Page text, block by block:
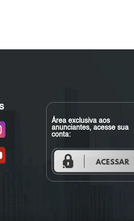
Área exclusiva aos
anunciantes, acesse sua
conta: